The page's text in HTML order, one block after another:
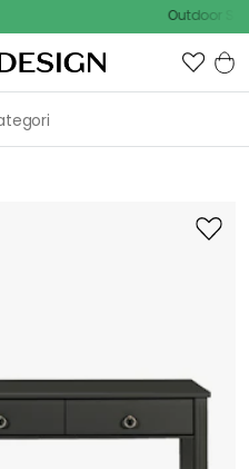
Outdoor Sale -